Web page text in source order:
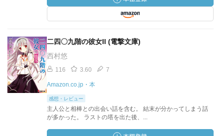
二四〇九階の彼女II (電撃文庫)
西村悠
116 3.60 7
Amazon.co.jp・本
感想・レビュー
主人公と相棒との出会い話を含む。 結末が分かってしまう話
が多かった。 ラストの塔を出た後、...